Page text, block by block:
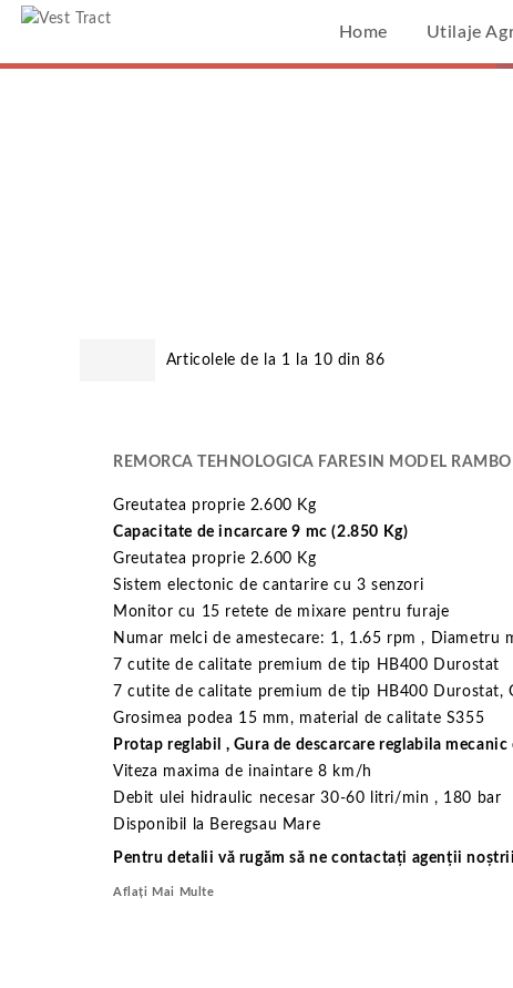
Home Utilaje
Articolele de la 1 la 10 din 86
REMORCA TEHNOLOGICA FARESIN MODEL
Greutatea proprie 2.600 Kg
Capacitate de incarcare 9 mc (2.850 Kg)
Greutatea proprie 2.600 Kg
Sistem electonic de cantarire cu 3 senzori
Monitor cu 15 retete de mixare pentru furaje
Numar melci de amestecare: 1, 1.65 rpm , Diametru
7 cutite de calitate premium de tip HB400 Durostat
7 cutite de calitate premium de tip HB400 Durostat,
Grosimea podea 15 mm, material de calitate S355
Protap reglabil , Gura de descarcare reglabila
Viteza maxima de inaintare 8 km/h
Debit ulei hidraulic necesar 30-60 litri/min , 180 bar
Disponibil la Beregsau Mare
Pentru detalii vă rugăm să ne contactați agenții
Aflați Mai Multe